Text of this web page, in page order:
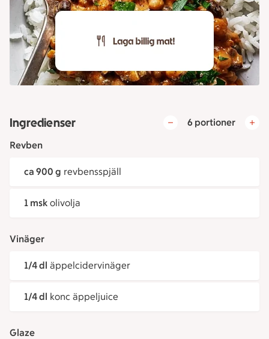
Ingredienser
6 portioner
Revben
ca 900 g revbensspjäll
1 msk olivolja
Vinäger
1/4 dl äppelcidervinäger
1/4 dl konc äppeljuice
Glaze